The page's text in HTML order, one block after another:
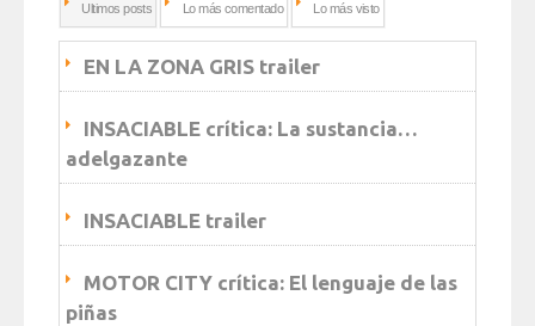
Ultimos posts Lo más comentado Lo más visto
EN LA ZONA GRIS trailer
INSACIABLE crítica: La sustancia…
adelgazante
INSACIABLE trailer
MOTOR CITY crítica: El lenguaje de las
piñas